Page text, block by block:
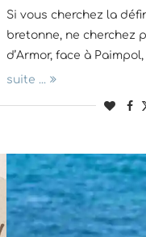
Si vous cherchez la
bretonne, ne cherchez
d’Armor, face à Paimpol,
suite ...